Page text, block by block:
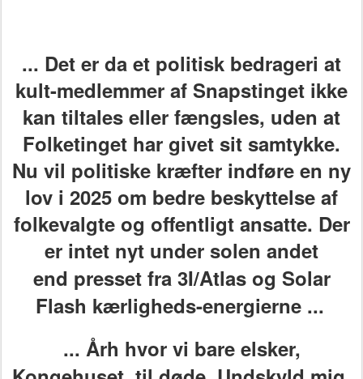
... Det er da et politisk bedrageri at
kult-medlemmer af Snapstinget ikke
kan tiltales eller fængsles, uden at
Folketinget har givet sit samtykke.
Nu vil politiske kræfter indføre en ny
lov i 2025 om bedre beskyttelse af
folkevalgte og offentligt ansatte. Der
er intet nyt under solen andet
end presset fra 3I/Atlas og Solar
Flash kærligheds-energierne ...
... Årh hvor vi bare elsker,